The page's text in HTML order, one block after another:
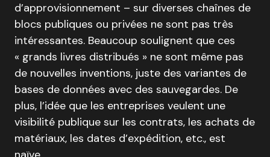
d’approvisionnement – sur diverses chaînes de
blocs publiques ou privées ne sont pas très
intéressantes. Beaucoup soulignent que ces
« grands livres distribués » ne sont même pas
de nouvelles inventions, juste des variantes de
bases de données avec des sauvegardes. De
plus, l’idée que les entreprises veulent une
visibilité publique sur les contrats, les achats de
matériaux, les dates d’expédition, etc., est